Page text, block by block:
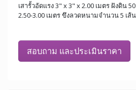
เสารั้วอัดแรง 3" x 3" x 2.00 เมตร ฝังดิน
2.50-3.00 เมตร ขึงลวดหนามจำนวน 5 เส้น
สอบถาม และประเมินราคา